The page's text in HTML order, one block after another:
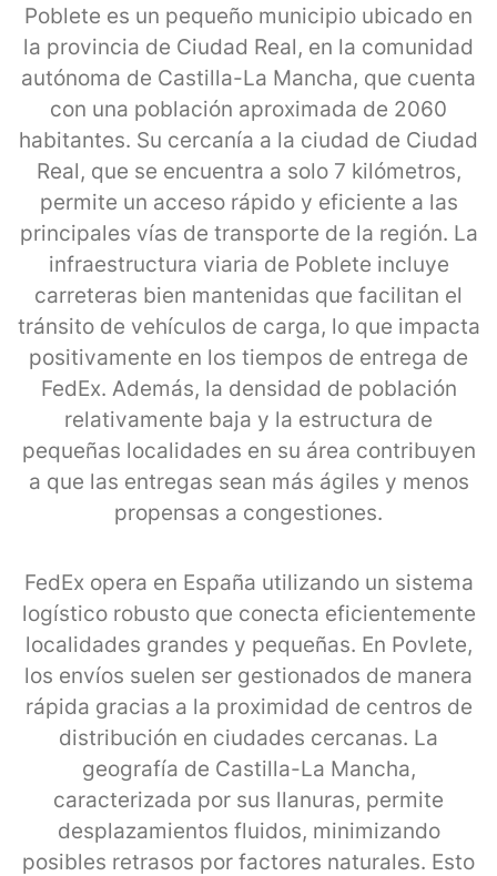
Poblete es un pequeño municipio ubicado en
la provincia de Ciudad Real, en la comunidad
autónoma de Castilla-La Mancha, que cuenta
con una población aproximada de 2060
habitantes. Su cercanía a la ciudad de Ciudad
Real, que se encuentra a solo 7 kilómetros,
permite un acceso rápido y eficiente a las
principales vías de transporte de la región. La
infraestructura viaria de Poblete incluye
carreteras bien mantenidas que facilitan el
tránsito de vehículos de carga, lo que impacta
positivamente en los tiempos de entrega de
FedEx. Además, la densidad de población
relativamente baja y la estructura de
pequeñas localidades en su área contribuyen
a que las entregas sean más ágiles y menos
propensas a congestiones.
FedEx opera en España utilizando un sistema
logístico robusto que conecta eficientemente
localidades grandes y pequeñas. En Povlete,
los envíos suelen ser gestionados de manera
rápida gracias a la proximidad de centros de
distribución en ciudades cercanas. La
geografía de Castilla-La Mancha,
caracterizada por sus llanuras, permite
desplazamientos fluidos, minimizando
posibles retrasos por factores naturales. Esto